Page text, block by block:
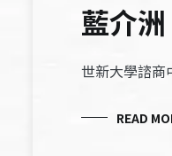
藍介
世新大學諮商
READ